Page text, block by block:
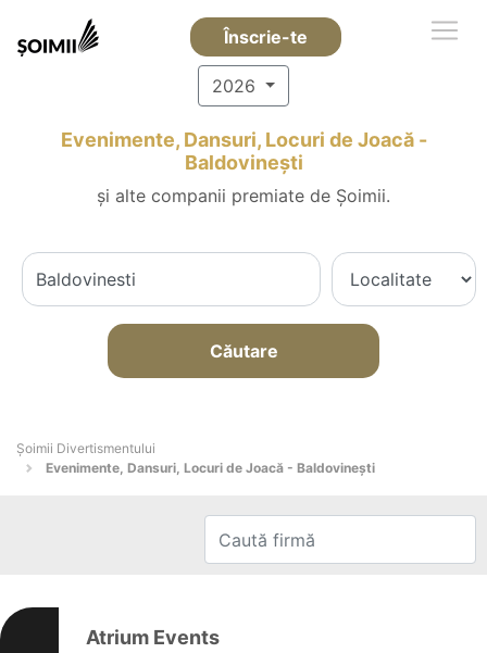
Înscrie-te
2026
Evenimente, Dansuri, Locuri de Joacă -
Baldovineşti
și alte companii premiate de Șoimii.
Căutare
Şoimii Divertismentului
Evenimente, Dansuri, Locuri de Joacă - Baldovineşti
Atrium Events